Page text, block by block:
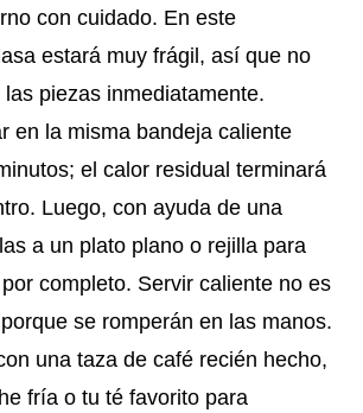
con cuidado. En este
estará muy frágil, así que no
piezas inmediatamente.
en la misma bandeja caliente
el calor residual terminará
Luego, con ayuda de una
a un plato plano o rejilla para
completo. Servir caliente no es
se romperán en las manos.
una taza de café recién hecho,
fría o tu té favorito para